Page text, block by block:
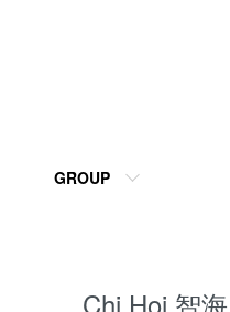
GROUP
Chi Hoi 智